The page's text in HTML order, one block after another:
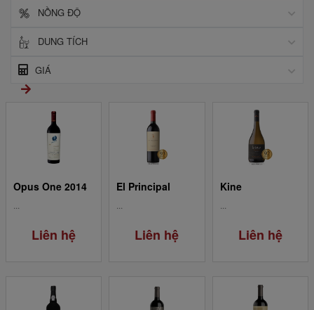
NỒNG ĐỘ
DUNG TÍCH
GIÁ
Opus One 2014
...
Liên hệ
El Principal
...
Liên hệ
Kine
...
Liên hệ